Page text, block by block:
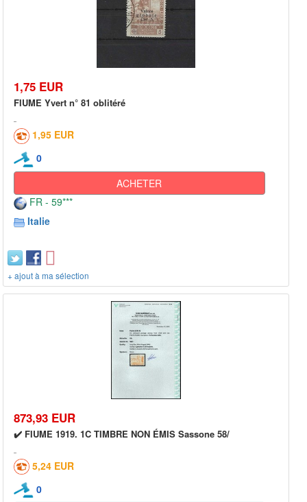
1,75 EUR
FIUME Yvert n° 81 oblitéré
1,95 EUR
0
ACHETER
FR - 59***
Italie
+ ajout à ma sélection
873,93 EUR
✔️ FIUME 1919. 1C TIMBRE NON ÉMIS Sassone 58/
5,24 EUR
0